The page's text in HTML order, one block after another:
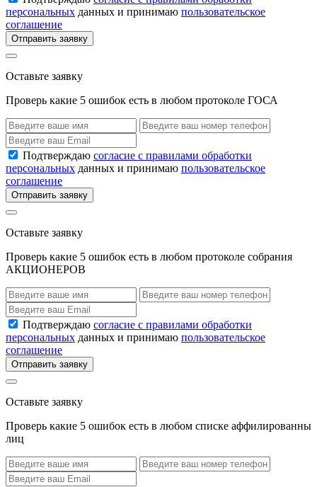
персональных данных и принимаю пользовательское
соглашение
Отправить заявку
Оставьте заявку
Проверь какие 5 ошибок есть в любом протоколе ГОСА
Подтверждаю согласие с правилами обработки
персональных данных и принимаю пользовательское
соглашение
Отправить заявку
Оставьте заявку
Проверь какие 5 ошибок есть в любом протоколе собрания
АКЦИОНЕРОВ
Подтверждаю согласие с правилами обработки
персональных данных и принимаю пользовательское
соглашение
Отправить заявку
Оставьте заявку
Проверь какие 5 ошибок есть в любом списке аффилированны
лиц